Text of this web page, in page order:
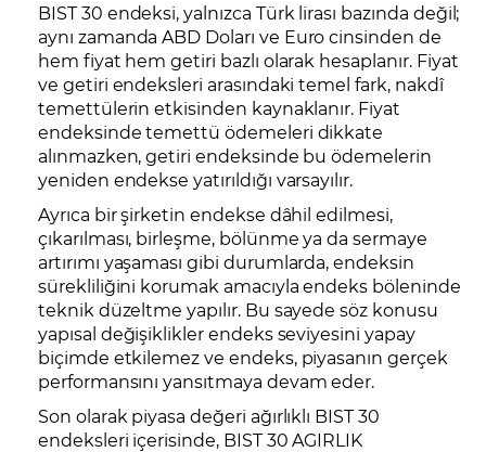
BIST 30 endeksi, yalnızca Türk lirası bazında değil;
aynı zamanda ABD Doları ve Euro cinsinden de
hem fiyat hem getiri bazlı olarak hesaplanır. Fiyat
ve getiri endeksleri arasındaki temel fark, nakdî
temettülerin etkisinden kaynaklanır. Fiyat
endeksinde temettü ödemeleri dikkate
alınmazken, getiri endeksinde bu ödemelerin
yeniden endekse yatırıldığı varsayılır.
Ayrıca bir şirketin endekse dâhil edilmesi,
çıkarılması, birleşme, bölünme ya da sermaye
artırımı yaşaması gibi durumlarda, endeksin
sürekliliğini korumak amacıyla endeks böleninde
teknik düzeltme yapılır. Bu sayede söz konusu
yapısal değişiklikler endeks seviyesini yapay
biçimde etkilemez ve endeks, piyasanın gerçek
performansını yansıtmaya devam eder.
Son olarak piyasa değeri ağırlıklı BIST 30
endeksleri içerisinde, BIST 30 AGIRLIK